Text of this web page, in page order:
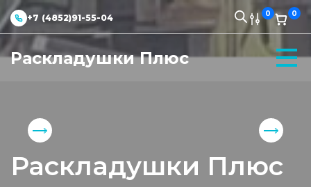
+7 (4852)91-55-04 0 0
Раскладушки Плюс
Раскладушки Плюс